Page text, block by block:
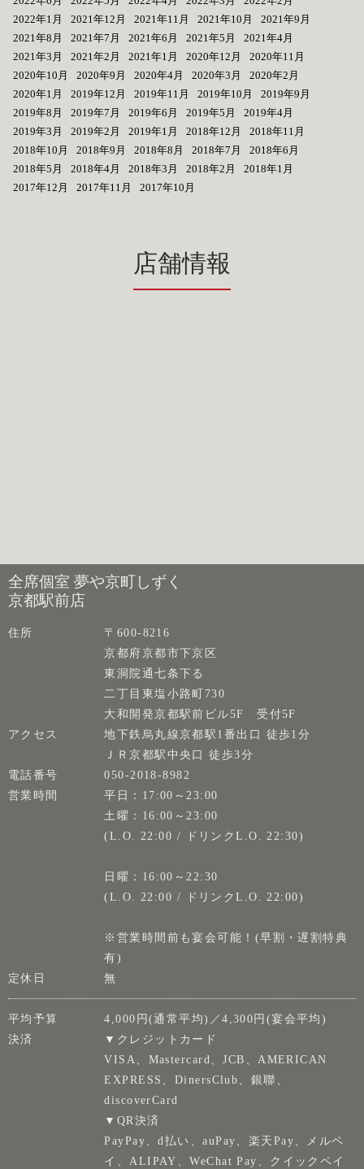
2022年1月
2021年12月 2021年11月 2021年10月
2021年9月
2021年8月
2021年7月 2021年6月 2021年5月
2021年4月
2021年3月
2021年2月 2021年1月 2020年12月
2020年11月
2020年10月
2020年9月 2020年4月 2020年3月
2020年2月
2020年1月
2019年12月 2019年11月 2019年10月
2019年9月
2019年8月
2019年7月 2019年6月 2019年5月
2019年4月
2019年3月
2019年2月 2019年1月 2018年12月
2018年11月
2018年10月
2018年9月 2018年8月 2018年7月
2018年6月
2018年5月
2018年4月 2018年3月 2018年2月
2018年1月
2017年12月
2017年11月 2017年10月
店舗情報
全席個室 夢や京町しずく
京都駅前店
住所
〒600-8216
京都府京都市下京区
東洞院通七条下る
二丁目東塩小路町730
大和開発京都駅前ビル5F 受付5F
アクセス
地下鉄烏丸線京都駅1番出口 徒歩1分
ＪＲ京都駅中央口 徒歩3分
電話番号
050-2018-8982
営業時間
平日：17:00～23:00
土曜：16:00～23:00
(L.O. 22:00 / ドリンクL.O. 22:30)
日曜：16:00～22:30
(L.O. 22:00 / ドリンクL.O. 22:00)
※営業時間前も宴会可能！(早割・遅割特典
有)
定休日
無
平均予算
4,000円(通常平均)／4,300円(宴会平均)
決済
▼クレジットカード
VISA、Mastercard、JCB、AMERICAN
EXPRESS、DinersClub、銀聯、
discoverCard
▼QR決済
PayPay、d払い、auPay、楽天Pay、メルペ
イ、ALIPAY、WeChat Pay、クイックペイ